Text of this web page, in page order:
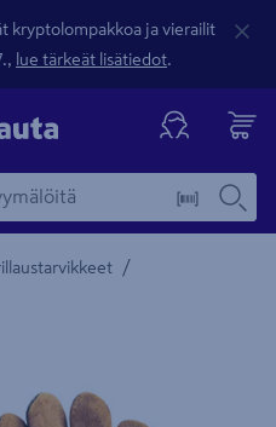
kryptolompakkoa ja vierailit
lue tärkeät lisätiedot.
/
Tuotteen kuvaus -